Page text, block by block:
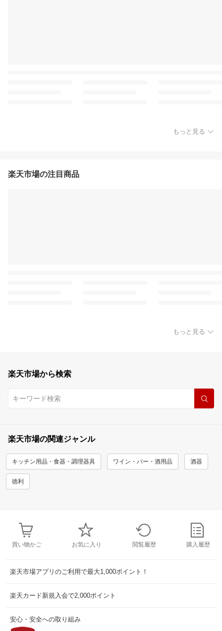
もっと見る
楽天市場の注目商品
もっと見る
楽天市場から検索
楽天市場の関連ジャンル
キッチン用品・食器・調理器具 ワイン・バー・酒用品 酒器
徳利
買い物かご お気に入り 閲覧履歴 購入履歴
楽天市場アプリのご利用で最大1,000ポイント！
楽天カード新規入会で2,000ポイント
安心・安全への取り組み